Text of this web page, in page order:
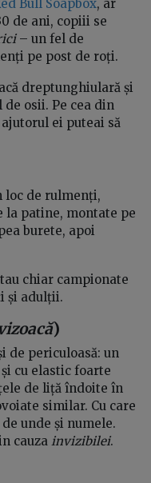
Bull Soapbox, ar
de ani, copiii se
– un fel de
pe post de roți.
dreptunghiulară și
osii. Pe cea din
ei puteai să
loc de rulmenți,
la patine, montate pe
burete, apoi
chiar campionate
și adulții.
)
de periculoasă: un
cu elastic foarte
de liță îndoite în
similar. Cu care
unde și numele.
cauza invizibilei.